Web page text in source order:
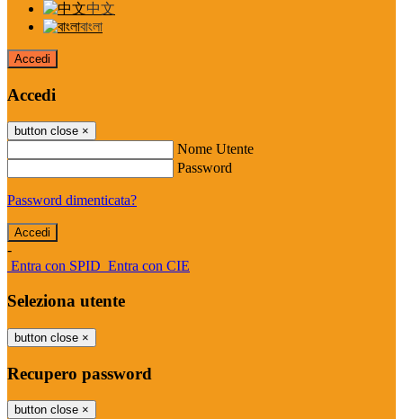
中文
বাংলা
Accedi
Accedi
button close ×
Nome Utente
Password
Password dimenticata?
-
Entra con SPID Entra con CIE
Seleziona utente
button close ×
Recupero password
button close ×